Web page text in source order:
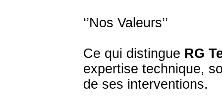
‘’Nos Valeurs’’
Ce qui distingue RG
expertise technique,
de ses interventions.